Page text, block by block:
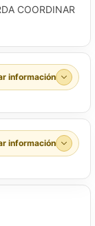
COORDINAR
información
información